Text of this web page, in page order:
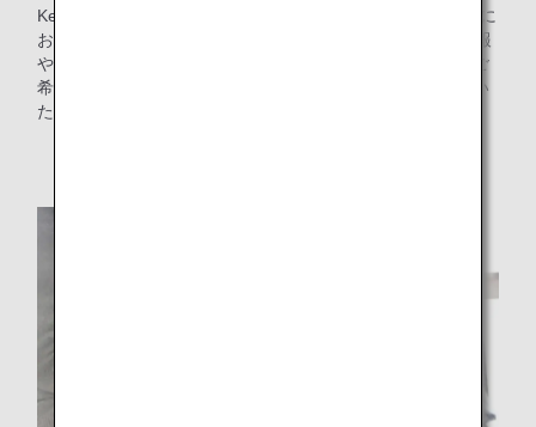
Keep My Fareは、お客様が航空券のご購入を決定するまでに
お時間がかかる場合（発券の72時間前まで）に、ご予約情報
や運賃情報を確保することのできる便利なサービスです。ご
希望のフライトと運賃を選択後、決済画面からお申し込みい
ただけます。